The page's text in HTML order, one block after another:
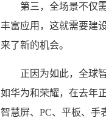
第三，全场景不仅
丰富应用，这就需要建
来了新的机会。
正因为如此，全球
如华为和荣耀，在去年
智慧屏、PC、平板、手